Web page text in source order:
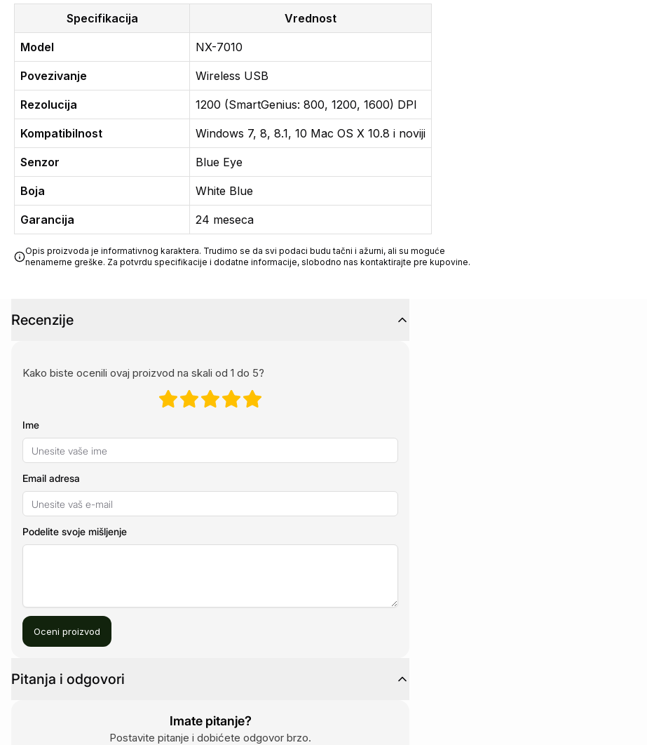
Specifikacija Vrednost
Model NX-7010
Povezivanje Wireless USB
Rezolucija 1200 (SmartGenius: 800, 1200, 1600) DPI
Kompatibilnost Windows 7, 8, 8.1, 10 Mac OS X 10.8 i noviji
Senzor Blue Eye
Boja White Blue
Garancija 24 meseca
Opis proizvoda je informativnog karaktera. Trudimo se da svi podaci budu tačni i ažurni, ali su moguće
nenamerne greške. Za potvrdu specifikacije i dodatne informacije, slobodno nas kontaktirajte pre kupovine.
Recenzije
Kako biste ocenili ovaj proizvod na skali od 1 do 5?
Ime
Email adresa
Podelite svoje mišljenje
Oceni proizvod
Pitanja i odgovori
Imate pitanje?
Postavite pitanje i dobićete odgovor brzo.